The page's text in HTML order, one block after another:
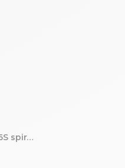
Agenda de poche Espace 16S spiralé Végétal 9 x 16 cm Semainier Janvier à Décembre 2027